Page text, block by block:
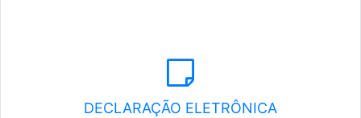
DECLARAÇÃO ELETRÔNICA